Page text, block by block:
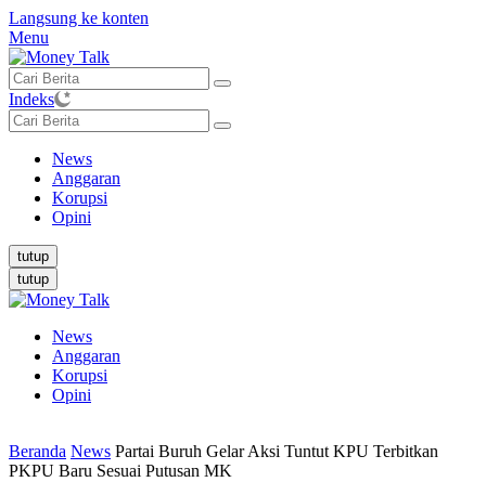
Langsung ke konten
Menu
Indeks
News
Anggaran
Korupsi
Opini
tutup
tutup
News
Anggaran
Korupsi
Opini
Beranda News Partai Buruh Gelar Aksi Tuntut KPU Terbitkan
PKPU Baru Sesuai Putusan MK